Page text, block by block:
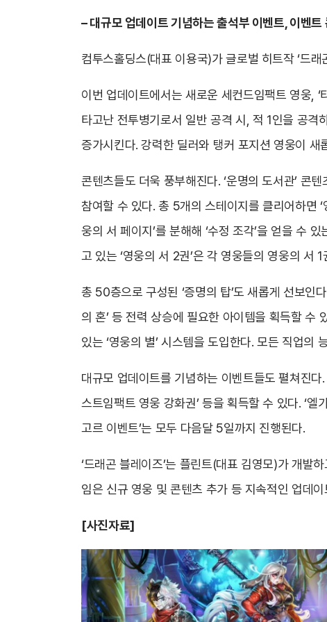
– 대규모 업데이트 기념하는 출석부 이벤트, 이벤트
컴투스홀딩스(대표 이용국)가 글로벌 히트작 ‘드
이번 업데이트에서는 새로운 세컨드임팩트 영웅, ‘
타고난 전투병기로서 일반 공격 시, 적 1인을 공
증가시킨다. 강력한 딜러와 탱커 포지션 영웅이
콘텐츠들도 더욱 풍부해진다. ‘운명의 도서관’ 콘
참여할 수 있다. 총 5개의 스테이지를 클리어하면
웅의 서 페이지’를 분해해 ‘수정 조각’을 얻을 수
고 있는 ‘영웅의 서 2권’은 각 영웅들의 영웅의 서
총 50층으로 구성된 ‘증명의 탑’도 새롭게 선보인
의 혼’ 등 전력 상승에 필요한 아이템을 획득할 수
있는 ‘영웅의 별’ 시스템을 도입한다. 모든 직업의
대규모 업데이트를 기념하는 이벤트들도 펼쳐진다
스트임팩트 영웅 강화권’ 등을 획득할 수 있다. ‘엘
고르 이벤트’는 모두 다음달 5일까지 진행된다.
‘드래곤 블레이즈’는 플린트(대표 김영모)가 개발
임은 신규 영웅 및 콘텐츠 추가 등 지속적인 업데
[사진자료]